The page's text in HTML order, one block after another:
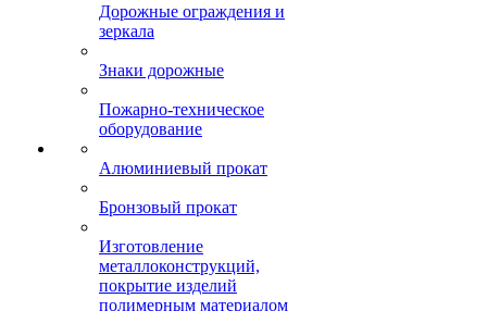
Дорожные ограждения и
зеркала
Знаки дорожные
Пожарно-техническое
оборудование
Алюминиевый прокат
Бронзовый прокат
Изготовление
металлоконструкций,
покрытие изделий
полимерным материалом